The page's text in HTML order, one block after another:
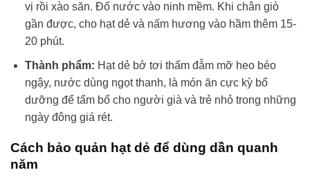
vị rồi xào săn. Đổ nước vào ninh mềm. Khi chân giò
gần được, cho hạt dẻ và nấm hương vào hầm thêm 15-
20 phút.
Thành phẩm: Hạt dẻ bở tơi thấm đẫm mỡ heo béo
ngậy, nước dùng ngọt thanh, là món ăn cực kỳ bổ
dưỡng để tẩm bổ cho người già và trẻ nhỏ trong những
ngày đông giá rét.
Cách bảo quản hạt dẻ để dùng dần quanh
năm